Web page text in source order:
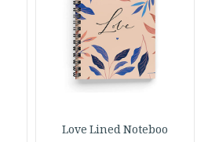
Love Lined Noteboo